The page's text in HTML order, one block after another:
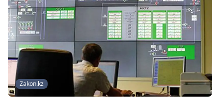
Zakon.kz